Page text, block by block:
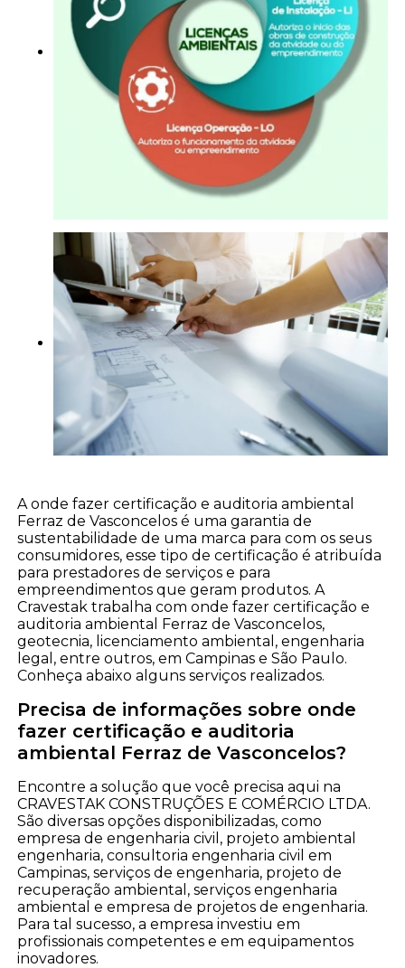
A onde fazer certificação e auditoria ambiental
Ferraz de Vasconcelos é uma garantia de
sustentabilidade de uma marca para com os seus
consumidores, esse tipo de certificação é atribuída
para prestadores de serviços e para
empreendimentos que geram produtos. A
Cravestak trabalha com onde fazer certificação e
auditoria ambiental Ferraz de Vasconcelos,
geotecnia, licenciamento ambiental, engenharia
legal, entre outros, em Campinas e São Paulo.
Conheça abaixo alguns serviços realizados.
Precisa de informações sobre onde
fazer certificação e auditoria
ambiental Ferraz de Vasconcelos?
Encontre a solução que você precisa aqui na
CRAVESTAK CONSTRUÇÕES E COMÉRCIO LTDA.
São diversas opções disponibilizadas, como
empresa de engenharia civil, projeto ambiental
engenharia, consultoria engenharia civil em
Campinas, serviços de engenharia, projeto de
recuperação ambiental, serviços engenharia
ambiental e empresa de projetos de engenharia.
Para tal sucesso, a empresa investiu em
profissionais competentes e em equipamentos
inovadores.